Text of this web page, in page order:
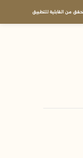
من القابلية للتطبيق